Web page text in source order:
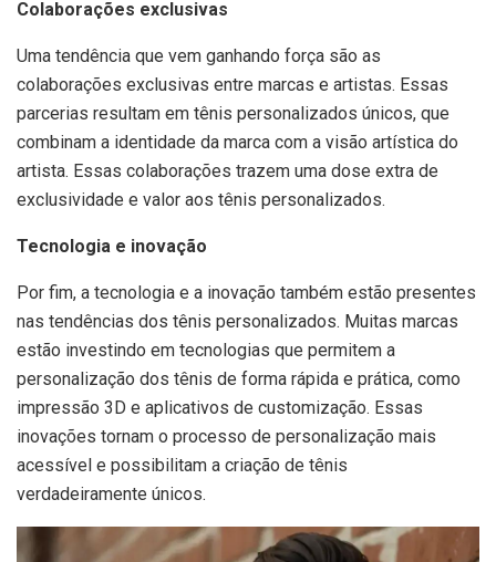
Colaborações exclusivas
Uma tendência que vem ganhando força são as
colaborações exclusivas entre marcas e artistas. Essas
parcerias resultam em tênis personalizados únicos, que
combinam a identidade da marca com a visão artística do
artista. Essas colaborações trazem uma dose extra de
exclusividade e valor aos tênis personalizados.
Tecnologia e inovação
Por fim, a tecnologia e a inovação também estão presentes
nas tendências dos tênis personalizados. Muitas marcas
estão investindo em tecnologias que permitem a
personalização dos tênis de forma rápida e prática, como
impressão 3D e aplicativos de customização. Essas
inovações tornam o processo de personalização mais
acessível e possibilitam a criação de tênis
verdadeiramente únicos.